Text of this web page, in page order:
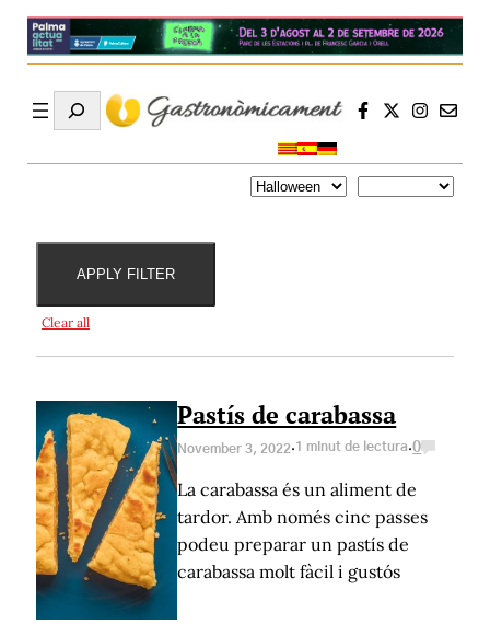
Search
Dificultats
Ingredients
temátiques
Temps de
APPLY FILTER
Clear all
Pastís de carabassa
November 3, 2022·1 minut de lectura·0
La carabassa és un aliment de
tardor. Amb només cinc passes
podeu preparar un pastís de
carabassa molt fàcil i gustós